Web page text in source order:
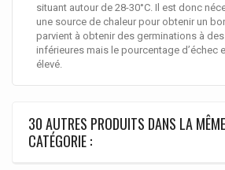
situant autour de 28-30°C. Il est donc
une source de chaleur pour obtenir un
parvient à obtenir des germinations à
inférieures mais le pourcentage d’échec
élevé.
30 AUTRES PRODUITS DANS LA MÊME
CATÉGORIE :